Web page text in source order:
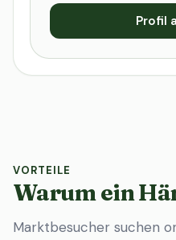
Profil
VORTEILE
Warum ein
Marktbesucher suchen